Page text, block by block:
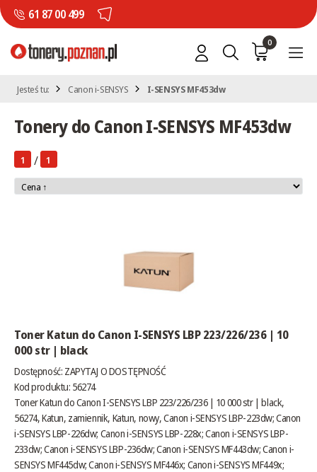
61 87 00 499
0
Jesteś tu: Canon i-SENSYS I-SENSYS MF453dw
Tonery do Canon I-SENSYS MF453dw
1 / 1
Toner Katun do Canon I-SENSYS LBP 223/226/236 | 10
000 str | black
Dostępność: ZAPYTAJ O DOSTĘPNOŚĆ
Kod produktu: 56274
Toner Katun do Canon I-SENSYS LBP 223/226/236 | 10 000 str | black,
56274, Katun, zamiennik, Katun, nowy, Canon i-SENSYS LBP-223dw; Canon
i-SENSYS LBP-226dw; Canon i-SENSYS LBP-228x; Canon i-SENSYS LBP-
233dw; Canon i-SENSYS LBP-236dw; Canon i-SENSYS MF443dw; Canon i-
SENSYS MF445dw; Canon i-SENSYS MF446x; Canon i-SENSYS MF449x;